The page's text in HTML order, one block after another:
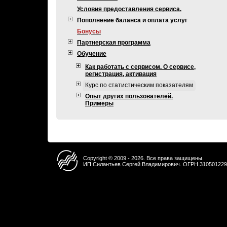
Условия предоставления сервиса.
Пополнение баланса и оплата услуг
Бонусы
Партнерская программа
Обучение
Как работать с сервисом. О сервисе,
регистрация, активация
Курс по статистическим показателям
Опыт других пользователей.
Примеры
Copyright © 2009 - 2026. Все права защищены.
ИП Силантьев Сергей Владимирович. ОГРН